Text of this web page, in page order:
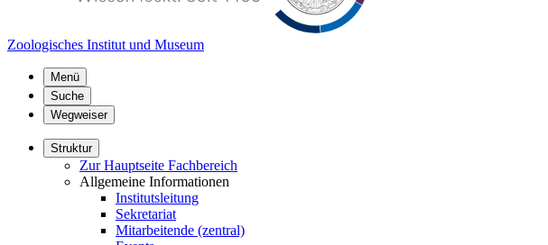
Zoologisches Institut und Museum
Menü
Suche
Wegweiser
Struktur
Zur Hauptseite Fachbereich
Allgemeine Informationen
Institutsleitung
Sekretariat
Mitarbeitende (zentral)